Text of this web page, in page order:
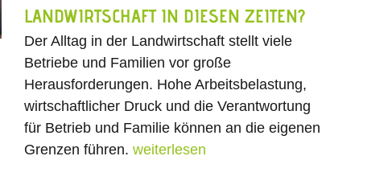
LANDWIRTSCHAFT IN DIESEN ZEITEN?
Der Alltag in der Landwirtschaft stellt viele
Betriebe und Familien vor große
Herausforderungen. Hohe Arbeitsbelastung,
wirtschaftlicher Druck und die Verantwortung
für Betrieb und Familie können an die eigenen
Grenzen führen. weiterlesen